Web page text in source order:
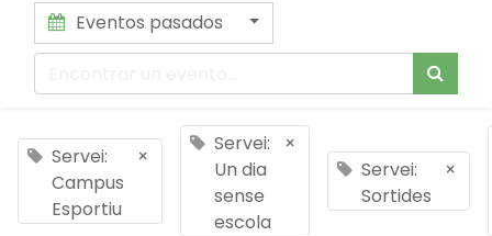
Eventos pasados
Servei:
Campus
Esportiu
×
Servei:
Un dia
sense
escola
×
Servei:
Sortides
×